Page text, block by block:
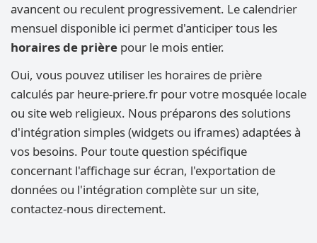
avancent ou reculent progressivement. Le calendrier
mensuel disponible ici permet d'anticiper tous les
horaires de prière pour le mois entier.
Oui, vous pouvez utiliser les horaires de prière
calculés par heure-priere.fr pour votre mosquée locale
ou site web religieux. Nous préparons des solutions
d'intégration simples (widgets ou iframes) adaptées à
vos besoins. Pour toute question spécifique
concernant l'affichage sur écran, l'exportation de
données ou l'intégration complète sur un site,
contactez-nous directement.